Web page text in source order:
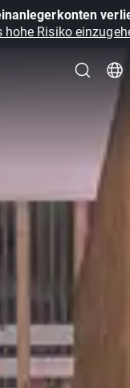
Risiko